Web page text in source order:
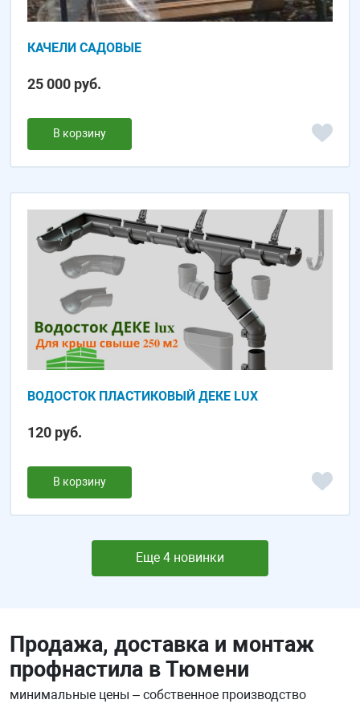
КАЧЕЛИ САДОВЫЕ
25 000 руб.
В корзину
ВОДОСТОК ПЛАСТИКОВЫЙ ДЕКЕ LUX
120 руб.
В корзину
Еще 4 новинки
Продажа, доставка и монтаж
профнастила в Тюмени
минимальные цены – собственное производство